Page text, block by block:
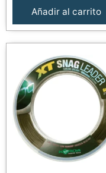
Añadir al carrito